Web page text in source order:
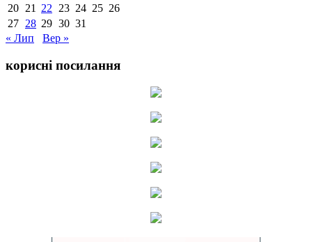
20 21 22 23 24 25 26
27 28 29 30 31
« Лип
Вер »
корисні посилання